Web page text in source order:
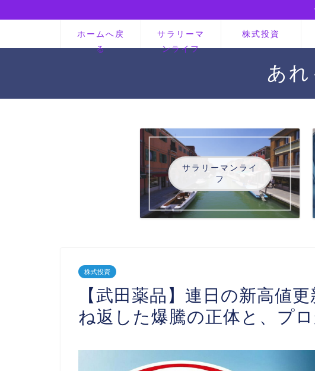
ホームへ戻
る
サラリーマ
ンライフ
株式投資
あ
サラリーマンライ
フ
株式投資
【武田薬品】連日の新高値
ね返した爆騰の正体と、プ